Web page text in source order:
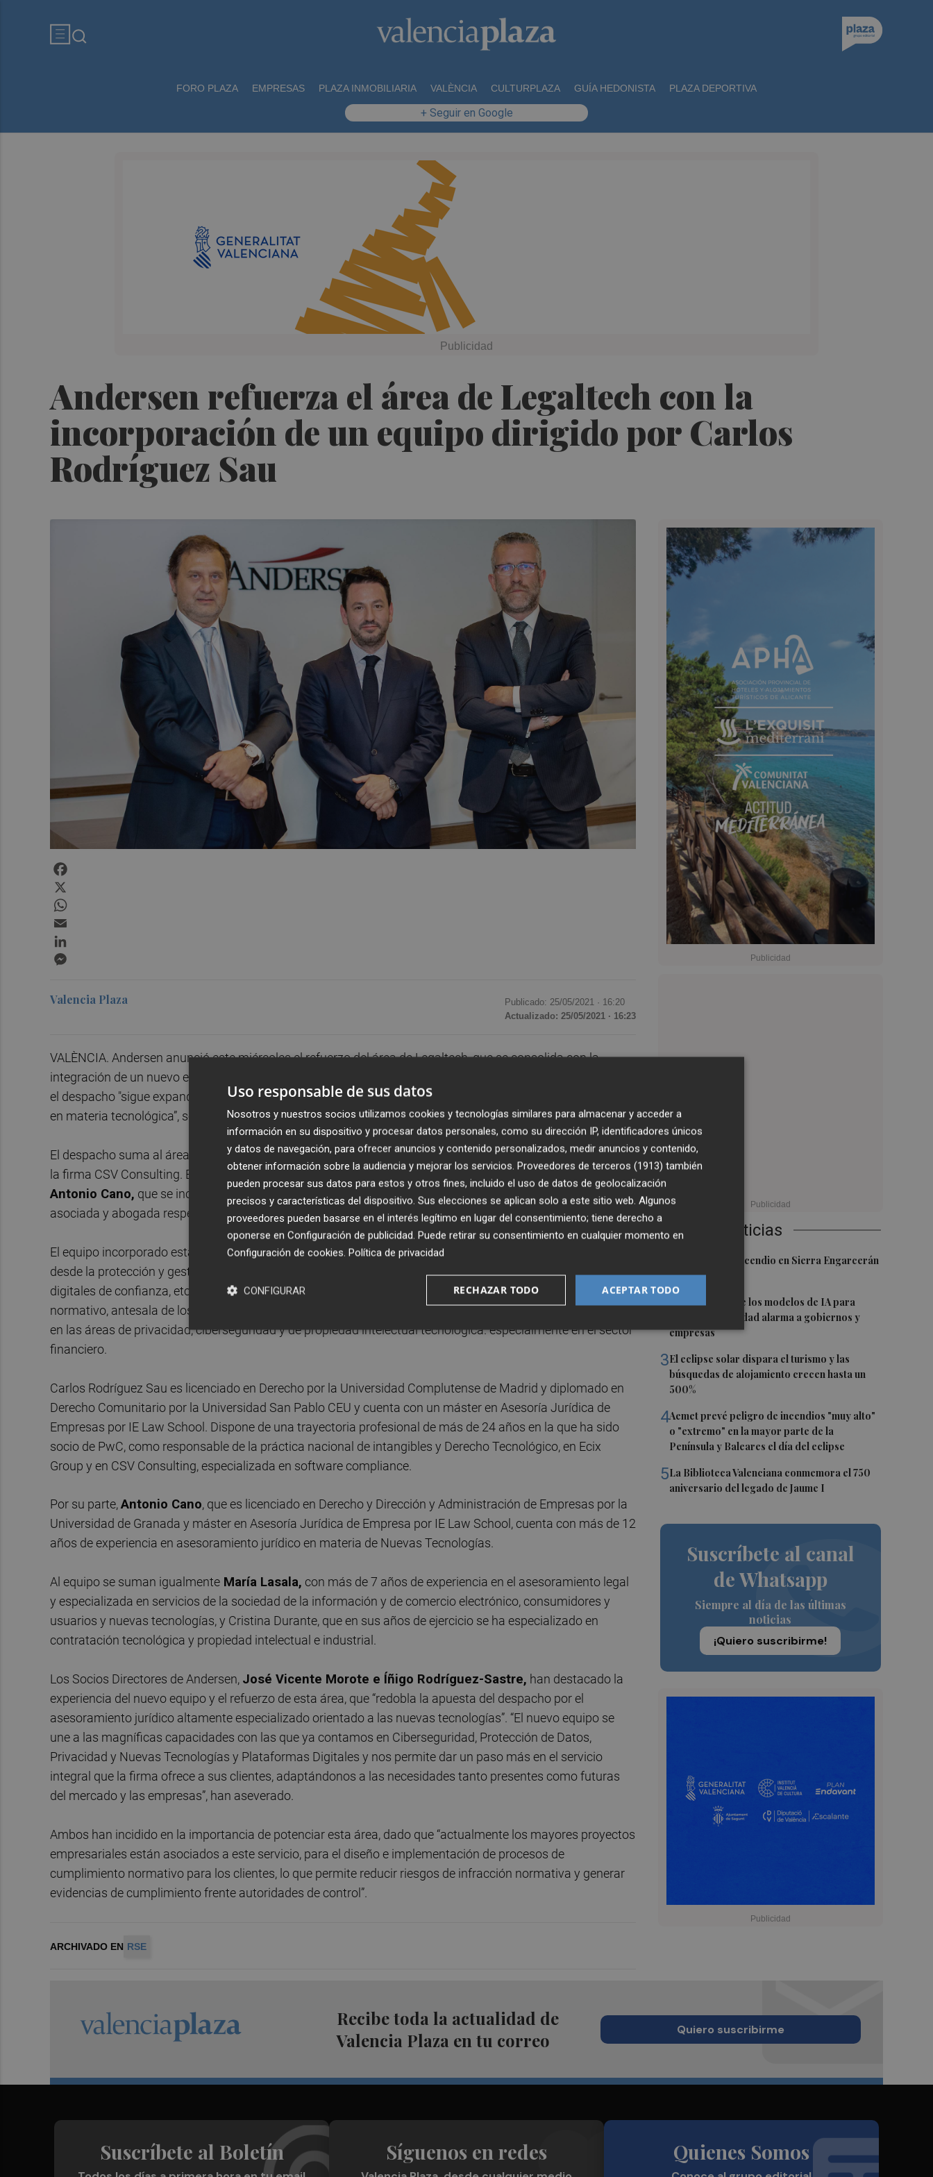
FORO PLAZA EMPRESAS PLAZA INMOBILIARIA VALÈNCIA CULTURPLAZA GUÍA HEDONISTA PLAZA DEPORTIVA
+ Seguir en Google
Andersen refuerza el área de Legaltech con la
incorporación de un equipo dirigido por Carlos
Rodríguez Sau
Últimas Noticias
Controlado el incendio en Sierra Engarcerán
(Castellón)
2La capacidad de los modelos de IA para
burlar la seguridad alarma a gobiernos y
empresas
3El eclipse solar dispara el turismo y las
búsquedas de alojamiento crecen hasta un
500%
4Aemet prevé peligro de incendios "muy alto"
o "extremo" en la mayor parte de la
Península y Baleares el día del eclipse
5La Biblioteca Valenciana conmemora el 750
aniversario del legado de Jaume I
Suscríbete al canal
de Whatsapp
Siempre al día de las últimas
noticias
¡Quiero suscribirme!
Valencia Plaza Publicado: 25/05/2021 · 16:20
Actualizado: 25/05/2021 · 16:23
VALÈNCIA. Andersen anunció este miércoles el refuerzo del área de Legaltech, que se consolida con la
integración de un nuevo equipo dirigido por
el despacho "sigue expandiendo e impulsando sus áreas de expertise y su apuesta por la consultoría legal
en materia tecnológica”, según ha informado en un comunicado.
El despacho suma al área cuatro nuevos profesionales expertos en compliance tecnológico, procedentes de
la firma CSV Consulting. En concreto, Carlos Rodríguez Sau como socio y responsable del departamento,
Antonio Cano, que se incorpora como Asociado Sénior, y María Lasala y Cristina Durante , como
asociada y abogada respectivamente.
El equipo incorporado está especializado en Derecho Tecnológico en su más amplia concepción abarcando
desde la protección y gestión de activos intangibles, contratación tecnológica, identidad digital y servicios
digitales de confianza, etc. En este sentido, ha desarrollado modelos de control y procesos de cumplimiento
normativo, antesala de los RPA (Robotic Process Automation o Software Robotics), con especial incidencia
en las áreas de privacidad, ciberseguridad y de propiedad intelectual tecnológica. especialmente en el sector
financiero.
Carlos Rodríguez Sau es licenciado en Derecho por la Universidad Complutense de Madrid y diplomado en
Derecho Comunitario por la Universidad San Pablo CEU y cuenta con un máster en Asesoría Jurídica de
Empresas por IE Law School. Dispone de una trayectoria profesional de más de 24 años en la que ha sido
socio de PwC, como responsable de la práctica nacional de intangibles y Derecho Tecnológico, en Ecix
Group y en CSV Consulting, especializada en software compliance.
Por su parte,Antonio Cano, que es licenciado en Derecho y Dirección y Administración de Empresas por la
Universidad de Granada y máster en Asesoría Jurídica de Empresa por IE Law School, cuenta con más de 12
años de experiencia en asesoramiento jurídico en materia de Nuevas Tecnologías.
Al equipo se suman igualmente María Lasala, con más de 7 años de experiencia en el asesoramiento legal
y especializada en servicios de la sociedad de la información y de comercio electrónico, consumidores y
usuarios y nuevas tecnologías, y Cristina Durante, que en sus años de ejercicio se ha especializado en
contratación tecnológica y propiedad intelectual e industrial.
Los Socios Directores de Andersen, José Vicente Morote e Íñigo Rodríguez-Sastre, han destacado la
experiencia del nuevo equipo y el refuerzo de esta área, que “redobla la apuesta del despacho por el
asesoramiento jurídico altamente especializado orientado a las nuevas tecnologías”. “El nuevo equipo se
une a las magníficas capacidades con las que ya contamos en Ciberseguridad, Protección de Datos,
Privacidad y Nuevas Tecnologías y Plataformas Digitales y nos permite dar un paso más en el servicio
integral que la firma ofrece a sus clientes, adaptándonos a las necesidades tanto presentes como futuras
del mercado y las empresas”, han aseverado.
Ambos han incidido en la importancia de potenciar esta área, dado que “actualmente los mayores proyectos
empresariales están asociados a este servicio, para el diseño e implementación de procesos de
cumplimiento normativo para los clientes, lo que permite reducir riesgos de infracción normativa y generar
evidencias de cumplimiento frente autoridades de control”.
ARCHIVADO EN RSE
Recibe toda la actualidad de
Valencia Plaza en tu correo
Quiero suscribirme
Suscríbete al Boletín Síguenos en redes Quienes Somos
Uso responsable de sus datos
Nosotros y nuestros socios utilizamos cookies y tecnologías similares para almacenar y acceder a
información en su dispositivo y procesar datos personales, como su dirección IP, identificadores únicos
y datos de navegación, para ofrecer anuncios y contenido personalizados, medir anuncios y contenido,
obtener información sobre la audiencia y mejorar los servicios. Proveedores de terceros (1913) también
pueden procesar sus datos para estos y otros fines, incluido el uso de datos de geolocalización
precisos y características del dispositivo. Sus elecciones se aplican solo a este sitio web. Algunos
proveedores pueden basarse en el interés legítimo en lugar del consentimiento; tiene derecho a
oponerse en Configuración de publicidad. Puede retirar su consentimiento en cualquier momento en
Configuración de cookies. Política de privacidad
ACEPTAR TODO
RECHAZAR TODO
CONFIGURAR